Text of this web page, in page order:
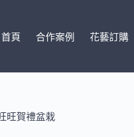
首頁 合作案例 花藝訂購
旺賀禮盆栽